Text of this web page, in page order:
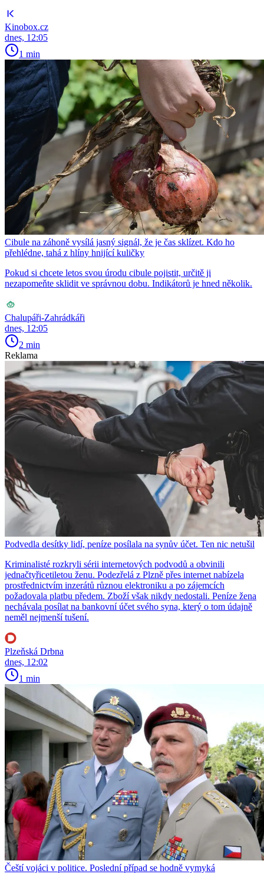
Kinobox.cz
dnes, 12:05
1 min
Cibule na záhoně vysílá jasný signál, že je čas sklízet. Kdo ho
přehlédne, tahá z hlíny hnijící kuličky
Pokud si chcete letos svou úrodu cibule pojistit, určitě ji
nezapomeňte sklidit ve správnou dobu. Indikátorů je hned několik.
Chalupáři-Zahrádkáři
dnes, 12:05
2 min
Reklama
Podvedla desítky lidí, peníze posílala na synův účet. Ten nic netušil
Kriminalisté rozkryli sérii internetových podvodů a obvinili
jednačtyřicetiletou ženu. Podezřelá z Plzně přes internet nabízela
prostřednictvím inzerátů různou elektroniku a po zájemcích
požadovala platbu předem. Zboží však nikdy nedostali. Peníze žena
nechávala posílat na bankovní účet svého syna, který o tom údajně
neměl nejmenší tušení.
Plzeňská Drbna
dnes, 12:02
1 min
Čeští vojáci v politice. Poslední případ se hodně vymyká